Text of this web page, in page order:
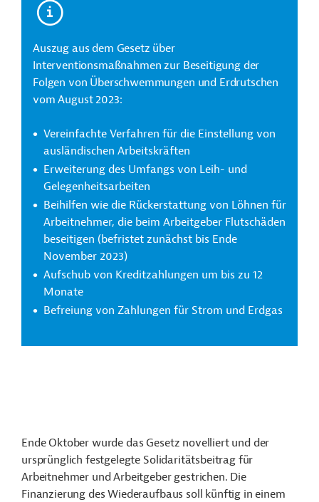
Auszug aus dem Gesetz über
Interventionsmaßnahmen zur Beseitigung der
Folgen von Überschwemmungen und Erdrutschen
vom August 2023:
Vereinfachte Verfahren für die Einstellung von
ausländischen Arbeitskräften
Erweiterung des Umfangs von Leih- und
Gelegenheitsarbeiten
Beihilfen wie die Rückerstattung von Löhnen für
Arbeitnehmer, die beim Arbeitgeber Flutschäden
beseitigen (befristet zunächst bis Ende
November 2023)
Aufschub von Kreditzahlungen um bis zu 12
Monate
Befreiung von Zahlungen für Strom und Erdgas
Ende Oktober wurde das Gesetz novelliert und der
ursprünglich festgelegte Solidaritätsbeitrag für
Arbeitnehmer und Arbeitgeber gestrichen. Die
Finanzierung des Wiederaufbaus soll künftig in einem